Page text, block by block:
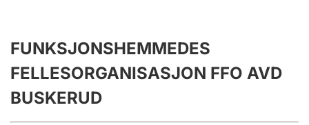
Årsregnskap
Innsending og forsinkelsesgebyr
FUNKSJONSHEMMEDES
FELLESORGANISASJON FFO AVD
BUSKERUD